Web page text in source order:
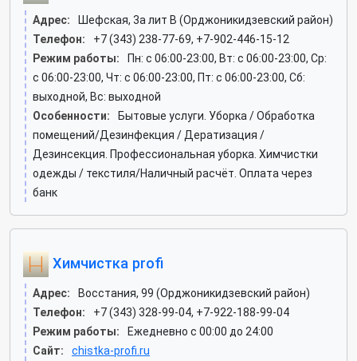
Адрес:
Шефская, 3а лит В (Орджоникидзевский район)
Телефон:
+7 (343) 238-77-69, +7-902-446-15-12
Режим работы:
Пн: c 06:00-23:00, Вт: c 06:00-23:00, Ср:
c 06:00-23:00, Чт: c 06:00-23:00, Пт: c 06:00-23:00, Сб:
выходной, Вс: выходной
Особенности:
Бытовые услуги. Уборка / Обработка
помещений/Дезинфекция / Дератизация /
Дезинсекция. Профессиональная уборка. Химчистки
одежды / текстиля/Наличный расчёт. Оплата через
банк
Химчистка profi
Адрес:
Восстания, 99 (Орджоникидзевский район)
Телефон:
+7 (343) 328-99-04, +7-922-188-99-04
Режим работы:
Ежедневно с 00:00 до 24:00
Сайт:
chistka-profi.ru